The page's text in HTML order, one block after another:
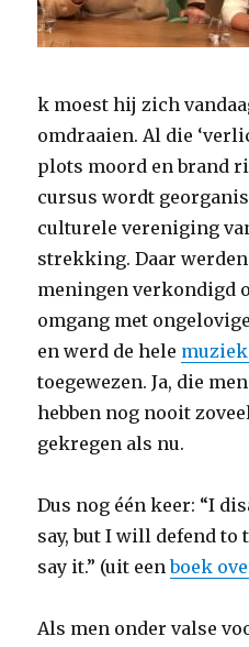
k moest hij zich
omdraaien. Al die
plots moord en brand
cursus wordt
culturele vereniging
strekking. Daar
meningen verkondigd
omgang met
en werd de hele
toegewezen. Ja, die
hebben nog nooit
gekregen als nu.
Dus nog één keer: “I
say, but I will defend
say it.” (uit eenboek
Als men onder valse